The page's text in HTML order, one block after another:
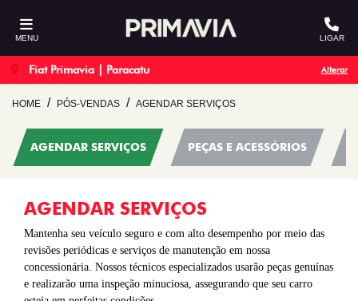
MENU LIGAR
Fiat Primavia | Paracatu Alterar
HOME PÓS-VENDAS AGENDAR SERVIÇOS
AGENDAR SERVIÇOS PEÇAS E ACESSÓRIOS
AGENDAR SERVIÇOS
Mantenha seu veículo seguro e com alto desempenho por meio das
revisões periódicas e serviços de manutenção em nossa
concessionária. Nossos técnicos especializados usarão peças genuínas
e realizarão uma inspeção minuciosa, assegurando que seu carro